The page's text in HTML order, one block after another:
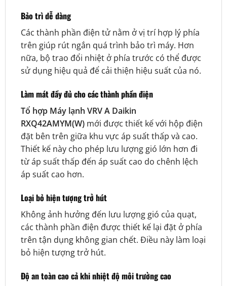
Bảo trì dễ dàng
Các thành phần điện tử nằm ở vị trí hợp lý phía
trên giúp rút ngắn quá trình bảo trì máy. Hơn
nữa, bộ trao đổi nhiệt ở phía trước có thể được
sử dụng hiệu quả để cải thiện hiệu suất của nó.
Làm mát đầy đủ cho các thành phần điện
Tổ hợp Máy lạnh VRV A Daikin
RXQ42AMYM(W) mới được thiết kế với hộp điện
đặt bên trên giữa khu vực áp suất thấp và cao.
Thiết kế này cho phép lưu lượng gió lớn hơn đi
từ áp suất thấp đến áp suất cao do chênh lệch
áp suất cao hơn.
Loại bỏ hiện tượng trở hút
Không ảnh hưởng đến lưu lượng gió của quạt,
các thành phần điện được thiết kế lại đặt ở phía
trên tận dụng không gian chết. Điều này làm loại
bỏ hiện tượng trở hút.
Độ an toàn cao cả khi nhiệt độ môi trường cao